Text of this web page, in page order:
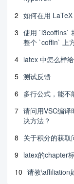
2 如何在用
3 使用 `l3coffins`
整个 `coffin` 上
4 latex 中怎么样
5 测试反馈
6 多行公式，能不
7 请问用VSC编译
决方法？
8 关于积分的获取
9 latex的chapter
10 请教\affiliation